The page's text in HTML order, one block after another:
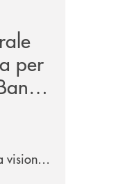
per
visione